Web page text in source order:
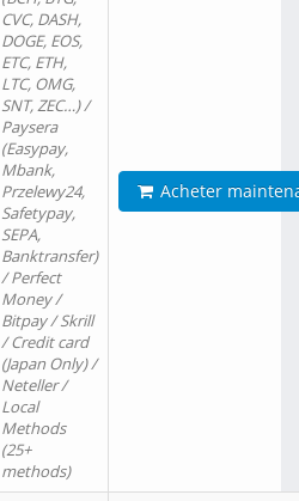
CVC, DASH,
DOGE, EOS,
ETC, ETH,
LTC, OMG,
SNT, ZEC…) /
Paysera
(Easypay,
Mbank,
Przelewy24,
Safetypay,
SEPA,
Banktransfer)
/ Perfect
Money /
Bitpay / Skrill
/ Credit card
(Japan Only) /
Neteller /
Local
Methods
(25+
methods)
Acheter